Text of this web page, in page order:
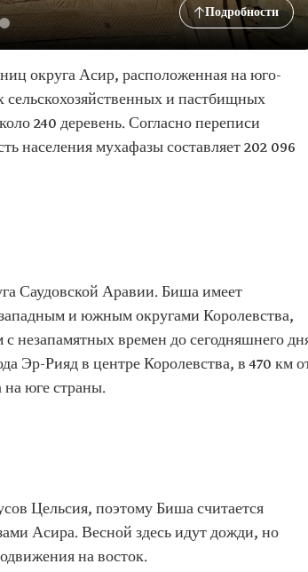
Подробности
округа Асир, расположенная на юго-
и пастбищных
240 деревень. Согласно переписи
населения мухафазы составляет 202 096
Саудовской Аравии. Биша имеет
и южным округами Королевства,
незапамятных времен до сегодняшнего
Эр-Рияд в центре Королевства, в 470 км
на юге страны.
Цельсия, поэтому Биша считается
Асира. Весной здесь идут дожди, но
на восток.